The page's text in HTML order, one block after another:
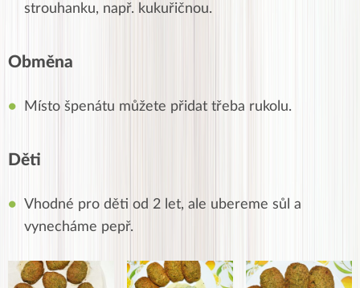
strouhanku, např. kukuřičnou.
Obměna
Místo špenátu můžete přidat třeba rukolu.
Děti
Vhodné pro děti od 2 let, ale ubereme sůl a
vynecháme pepř.